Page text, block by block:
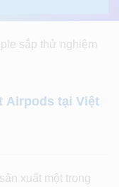
sắp thử nghiệm
Airpods tại Việt
xuất một trong